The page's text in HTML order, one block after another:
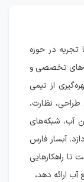
در حوزه
تخصصی و
از تیمی
نظارت،
آب، شبکه‌های
آبسار فارس
تا راهکارهایی
آب ارائه دهد.